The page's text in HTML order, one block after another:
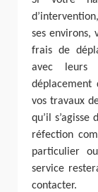
ses environs,
frais de
avec leurs
déplacement
vos travaux
qu’il
réfection
particulier
service
contacter.